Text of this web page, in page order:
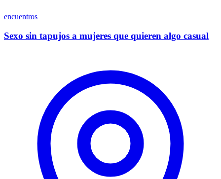
encuentros
Sexo sin tapujos a mujeres que quieren algo casual